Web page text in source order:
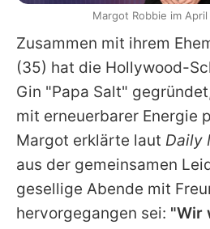
Zusammen mit ihrem
(35) hat die Hollywood-
Gin "Papa Salt"
mit erneuerbarer Energie
Margot erklärte laut Daily
aus der gemeinsamen
gesellige Abende mit
hervorgegangen sei: "Wir
Margot Robbie im